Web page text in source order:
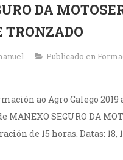
DA
TRONZADO
Publicado en
ao Agro Galego
SEGURO DA
de 15 horas. Datas: 18,